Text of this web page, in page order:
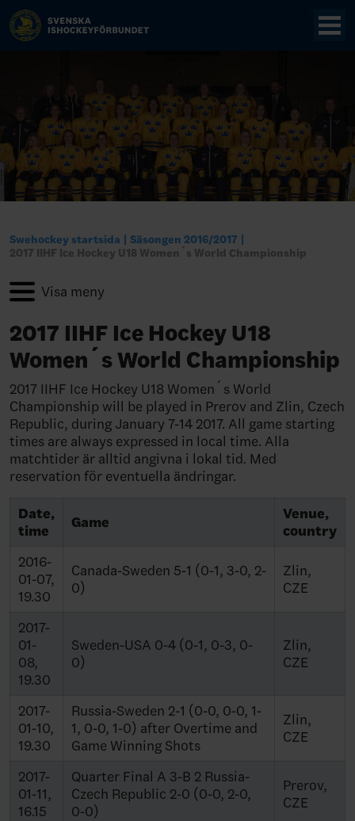
Swehockey startsida
Säsongen 2016/2017
2017 IIHF Ice Hockey U18 Women´s World Championship
2017 IIHF Ice Hockey U18
Women´s World Championship
2017 IIHF Ice Hockey U18 Women´s World
Championship will be played in Prerov and Zlin, Czech
Republic, during January 7-14 2017. All game starting
times are always expressed in local time. Alla
matchtider är alltid angivna i lokal tid. Med
reservation för eventuella ändringar.
Date,
time
Game
Venue,
country
2016-
01-07,
19.30
Canada-Sweden 5-1 (0-1, 3-0, 2-
0)
Zlin,
CZE
2017-
01-
08,
19.30
Sweden-USA 0-4 (0-1, 0-3, 0-
0)
Zlin,
CZE
2017-
01-10,
19.30
Russia-Sweden 2-1 (0-0, 0-0, 1-
1, 0-0, 1-0) after Overtime and
Game Winning Shots
Zlin,
CZE
2017-
01-11,
16.15
Quarter Final A 3-B 2 Russia-
Czech Republic 2-0 (0-0, 2-0,
0-0)
Prerov,
CZE